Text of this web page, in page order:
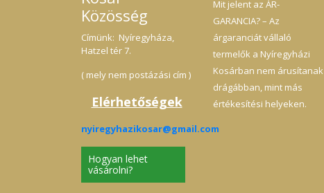
Közösség
Címünk: Nyíregyháza,
Hatzel tér 7.
( mely nem postázási cím )
Elérhetőségek
nyiregyhazikosar@gmail.com
Hogyan lehet
vásárolni?
Mit jelent az ÁR-
GARANCIA? – Az
árgaranciát vállaló
termelők a Nyíregyházi
Kosárban nem árusítanak
drágábban, mint más
értékesítési helyeken.